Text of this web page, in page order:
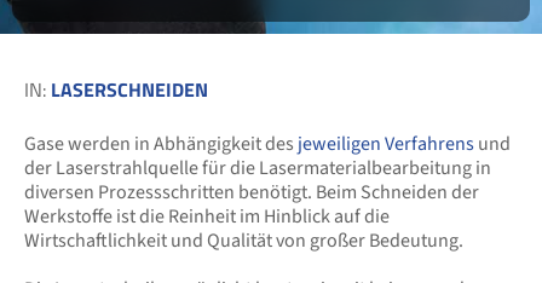
IN: LASERSCHNEIDEN
Gase werden in Abhängigkeit des jeweiligen Verfahrensund
der Laserstrahlquelle für die Lasermaterialbearbeitung in
diversen Prozessschritten benötigt. Beim Schneiden der
Werkstoffe ist die Reinheit im Hinblick auf die
Wirtschaftlichkeit und Qualität von großer Bedeutung.